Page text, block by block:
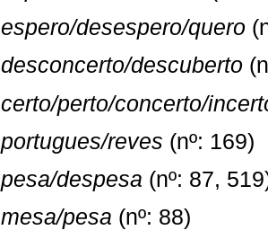
espero/desespero/quero
desconcerto/descuberto
certo/perto/concerto/
portugues/reves (nº: 169)
pesa/despesa (nº: 87,
mesa/pesa (nº: 88)